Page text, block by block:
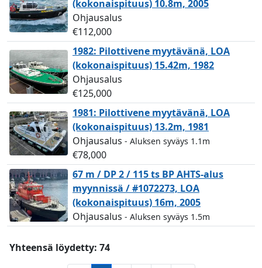
(kokonaispituus) 10.8m, 2005
Ohjausalus
€112,000
1982: Pilottivene myytävänä, LOA
(kokonaispituus) 15.42m, 1982
Ohjausalus
€125,000
1981: Pilottivene myytävänä, LOA
(kokonaispituus) 13.2m, 1981
Ohjausalus - Aluksen syväys 1.1m
€78,000
67 m / DP 2 / 115 ts BP AHTS-alus
myynnissä / #1072273, LOA
(kokonaispituus) 16m, 2005
Ohjausalus - Aluksen syväys 1.5m
Yhteensä löydetty: 74